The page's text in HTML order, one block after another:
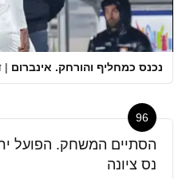
נכנס כמחליף והורחק. אינברום |
96
נס ציונה